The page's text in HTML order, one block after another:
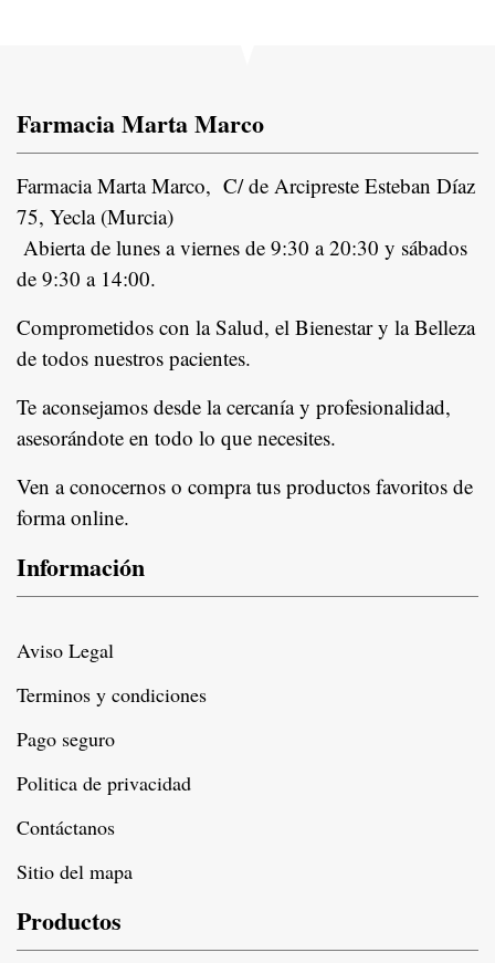
Farmacia Marta Marco
Farmacia Marta Marco, C/ de Arcipreste Esteban Díaz
75, Yecla (Murcia)
Abierta de lunes a viernes de 9:30 a 20:30 y sábados
de 9:30 a 14:00.
Comprometidos con la Salud, el Bienestar y la Belleza
de todos nuestros pacientes.
Te aconsejamos desde la cercanía y profesionalidad,
asesorándote en todo lo que necesites.
Ven a conocernos o compra tus productos favoritos de
forma online.
Información
Aviso Legal
Terminos y condiciones
Pago seguro
Politica de privacidad
Contáctanos
Sitio del mapa
Productos